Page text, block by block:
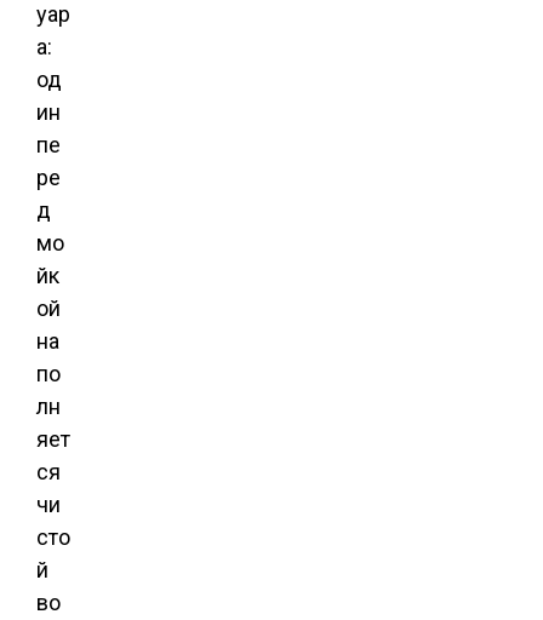
уар
а:
од
ин
пе
ре
д
мо
йк
ой
на
по
лн
яет
ся
чи
сто
й
во